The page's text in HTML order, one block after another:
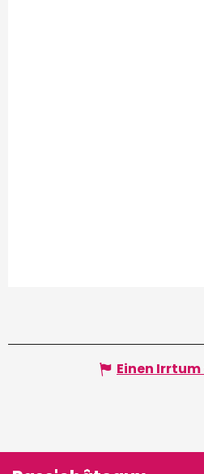
Einen